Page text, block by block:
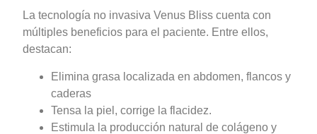
La tecnología no invasiva Venus Bliss cuenta con
múltiples beneficios para el paciente. Entre ellos,
destacan:
Elimina grasa localizada en abdomen, flancos y
caderas
Tensa la piel, corrige la flacidez.
Estimula la producción natural de colágeno y